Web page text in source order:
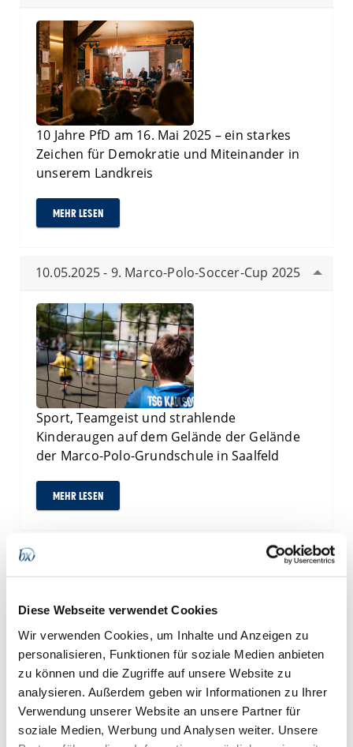
Diese Webseite verwendet Cookies
Wir verwenden Cookies, um Inhalte und Anzeigen zu
personalisieren, Funktionen für soziale Medien anbieten
zu können und die Zugriffe auf unsere Website zu
analysieren. Außerdem geben wir Informationen zu Ihrer
Verwendung unserer Website an unsere Partner für
soziale Medien, Werbung und Analysen weiter. Unsere
10 Jahre PfD am 16. Mai 2025 – ein starkes
Zeichen für Demokratie und Miteinander in
unserem Landkreis
MEHR LESEN
10.05.2025 - 9. Marco-Polo-Soccer-Cup 2025
Sport, Teamgeist und strahlende
Kinderaugen auf dem Gelände der Gelände
der Marco-Polo-Grundschule in Saalfeld
MEHR LESEN
07.05.2025 - InnoCON 2025 – Vernetzen,
Austauschen, Impulse sammeln
Am 7. Mai 2025 versammelte sich Thüringens
Innovationsszene in Ilmenau